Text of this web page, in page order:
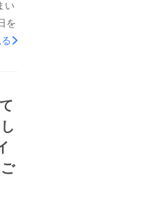
使
な
ウ
リ
加
ー
い
を
ラ
て
た